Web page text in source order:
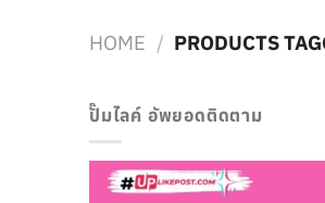
HOME / PRODUCTS
ปั๊มไลค์ อัพยอดติดตาม